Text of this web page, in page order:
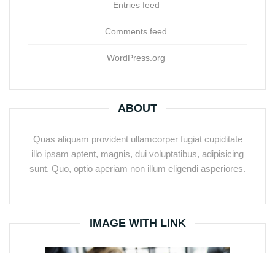
Entries feed
Comments feed
WordPress.org
ABOUT
Quas aliquam provident ullamcorper fugiat cupiditate
illo ipsam aptent, magnis, dui voluptatibus, adipisicing
sunt. Quo, optio aperiam non illum eligendi asperiores.
IMAGE WITH LINK